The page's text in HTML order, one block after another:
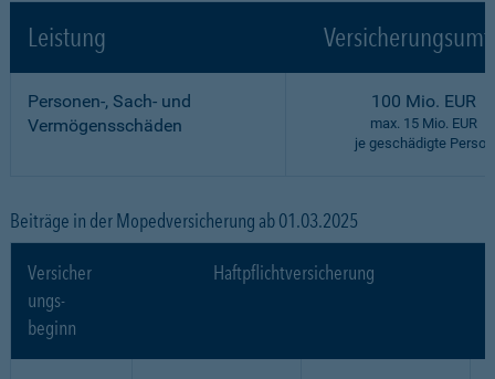
Leistung
Personen-, Sach- und
Vermögensschäden
100 Mio. EUR
max. 15 Mio. EUR
je geschädigte Person
Beiträge in der Mopedversicherung ab 01.03.2025
Versicher
ungs-
beginn
Haftpflichtversicherung